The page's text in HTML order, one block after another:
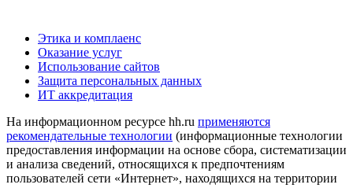
Этика и комплаенс
Оказание услуг
Использование сайтов
Защита персональных данных
ИТ аккредитация
На информационном ресурсе hh.ru применяются
рекомендательные технологии (информационные технологии
предоставления информации на основе сбора, систематизации
и анализа сведений, относящихся к предпочтениям
пользователей сети «Интернет», находящихся на территории